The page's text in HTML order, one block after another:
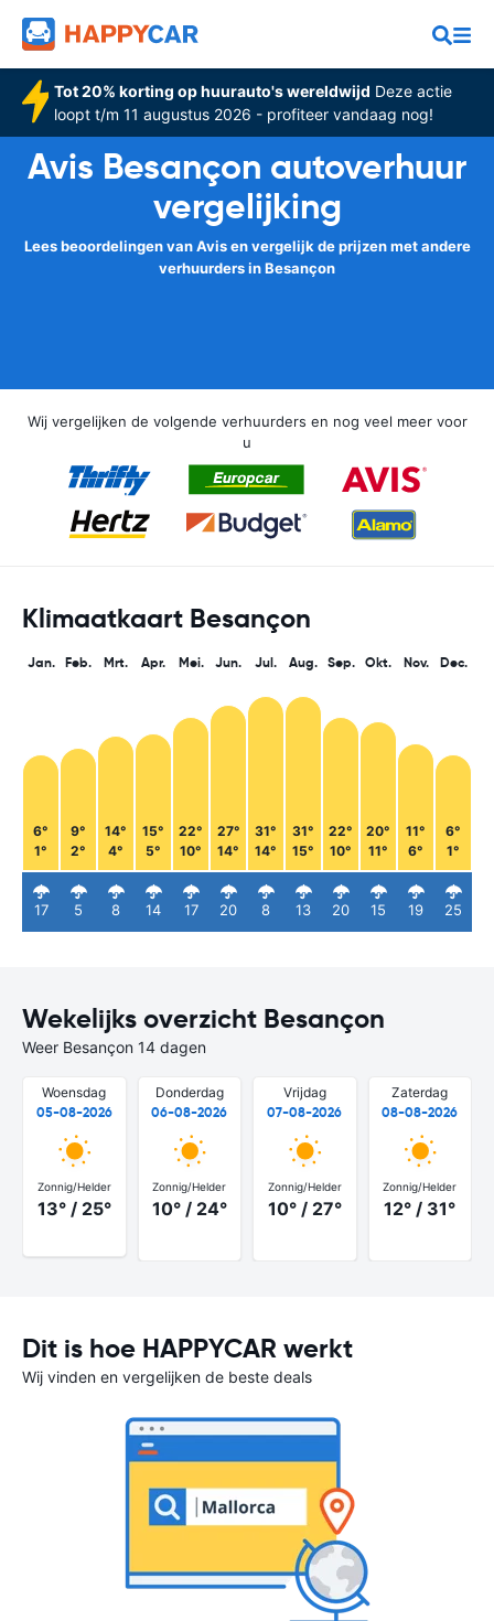
Tot 20% korting op huurauto's wereldwijd Deze actie
loopt t/m 11 augustus 2026 - profiteer vandaag nog!
Avis Besançon autoverhuur
vergelijking
Lees beoordelingen van Avis en vergelijk de prijzen met andere
verhuurders in Besançon
Wij vergelijken de volgende verhuurders en nog veel meer voor
u
Klimaatkaart Besançon
Jan.
6°
1°
17
Feb.
9°
2°
5
Mrt.
14°
4°
8
Apr.
15°
5°
14
Mei.
22°
10°
17
Jun.
27°
14°
20
Jul.
31°
14°
8
Aug.
31°
15°
13
Sep.
22°
10°
20
Okt.
20°
11°
15
Nov.
11°
6°
19
Dec.
6°
1°
25
Wekelijks overzicht Besançon
Weer Besançon 14 dagen
Woensdag
05-08-2026
Zonnig/Helder
13° / 25°
Donderdag
06-08-2026
Zonnig/Helder
10° / 24°
Vrijdag
07-08-2026
Zonnig/Helder
10° / 27°
Zaterdag
08-08-2026
Zonnig/Helder
12° / 31°
Dit is hoe HAPPYCAR werkt
Wij vinden en vergelijken de beste deals